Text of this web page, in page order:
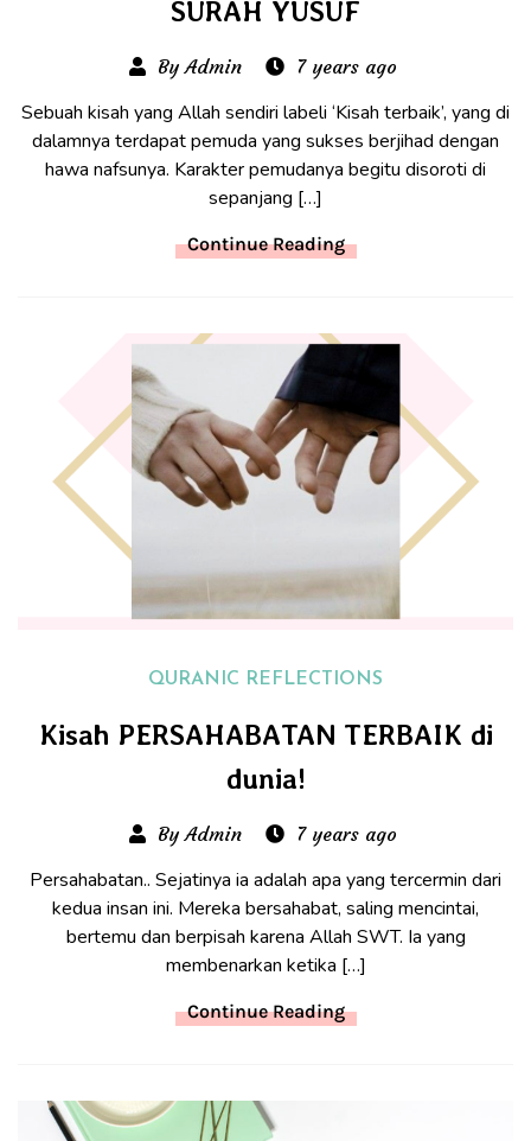
SURAH YUSUF
By Admin 7 years ago
Sebuah kisah yang Allah sendiri labeli ‘Kisah terbaik’, yang di
dalamnya terdapat pemuda yang sukses berjihad dengan
hawa nafsunya. Karakter pemudanya begitu disoroti di
sepanjang […]
Continue Reading
QURANIC REFLECTIONS
Kisah PERSAHABATAN TERBAIK di
dunia!
By Admin 7 years ago
Persahabatan.. Sejatinya ia adalah apa yang tercermin dari
kedua insan ini. Mereka bersahabat, saling mencintai,
bertemu dan berpisah karena Allah SWT. Ia yang
membenarkan ketika […]
Continue Reading